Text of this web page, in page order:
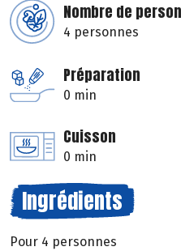
Nombre de
4 personnes
Préparation
0 min
Cuisson
0 min
Ingrédients
Pour 4 personnes